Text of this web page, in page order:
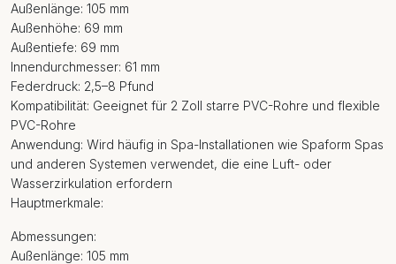
Außenlänge: 105 mm
Außenhöhe: 69 mm
Außentiefe: 69 mm
Innendurchmesser: 61 mm
Federdruck: 2,5–8 Pfund
Kompatibilität: Geeignet für 2 Zoll starre PVC-Rohre und flexible
PVC-Rohre
Anwendung: Wird häufig in Spa-Installationen wie Spaform Spas
und anderen Systemen verwendet, die eine Luft- oder
Wasserzirkulation erfordern
Hauptmerkmale:
Abmessungen:
Außenlänge: 105 mm